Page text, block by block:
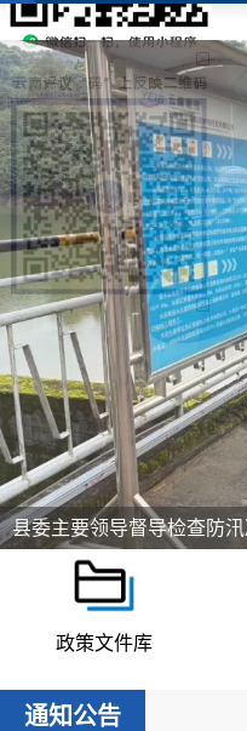
县委主要领导督导检查防
主要领导督导检查防汛减灾
书记牛永东到龙新乡、象达
灾工作。牛永东先后查看了
水库安全度汛情况、部分景
政策文件库
通知公告